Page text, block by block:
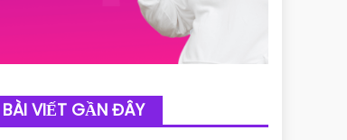
BÀI VIẾT GẦN ĐÂY